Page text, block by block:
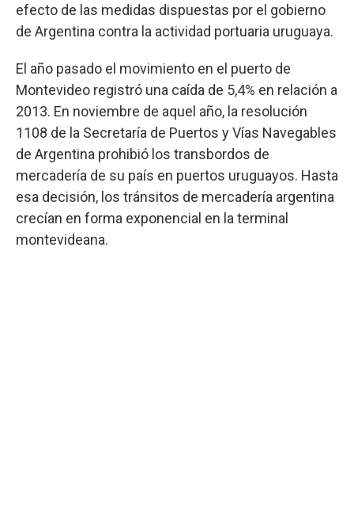
efecto de las medidas dispuestas por el gobierno
de Argentina contra la actividad portuaria uruguaya.
El año pasado el movimiento en el puerto de
Montevideo registró una caída de 5,4% en relación a
2013. En noviembre de aquel año, la resolución
1108 de la Secretaría de Puertos y Vías Navegables
de Argentina prohibió los transbordos de
mercadería de su país en puertos uruguayos. Hasta
esa decisión, los tránsitos de mercadería argentina
crecían en forma exponencial en la terminal
montevideana.